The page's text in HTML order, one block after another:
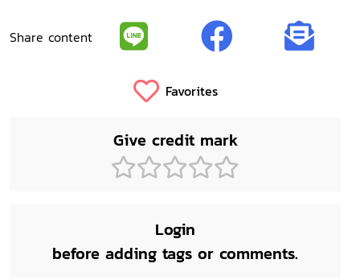
Share content
Favorites
Give credit mark
Login
before adding tags or comments.